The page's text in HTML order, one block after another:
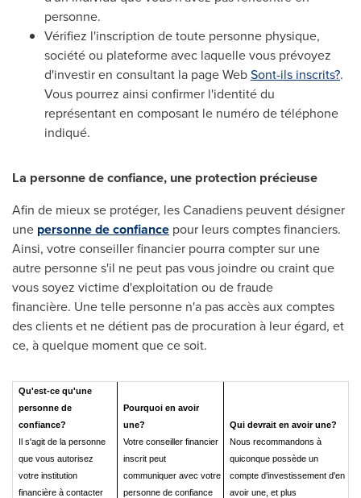
personne.
Vérifiez l'inscription de toute personne physique,
société ou plateforme avec laquelle vous prévoyez
d'investir en consultant la page WebSont-ils inscrits?.
Vous pourrez ainsi confirmer l'identité du
représentant en composant le numéro de téléphone
indiqué.
La personne de confiance, une protection précieuse
Afin de mieux se protéger, les Canadiens peuvent désigner
une personne de confiance pour leurs comptes financiers.
Ainsi, votre conseiller financier pourra compter sur une
autre personne s'il ne peut pas vous joindre ou craint que
vous soyez victime d'exploitation ou de fraude
financière. Une telle personne n'a pas accès aux comptes
des clients et ne détient pas de procuration à leur égard, et
ce, à quelque moment que ce soit.
Qu'est-ce qu'une
personne de
confiance?
Il s'agit de la personne
que vous autorisez
votre institution
financière à contacter
Pourquoi en avoir
une?
Votre conseiller financier
inscrit peut
communiquer avec votre
personne de confiance
Qui devrait en avoir une?
Nous recommandons à
quiconque possède un
compte d'investissement d'en
avoir une, et plus